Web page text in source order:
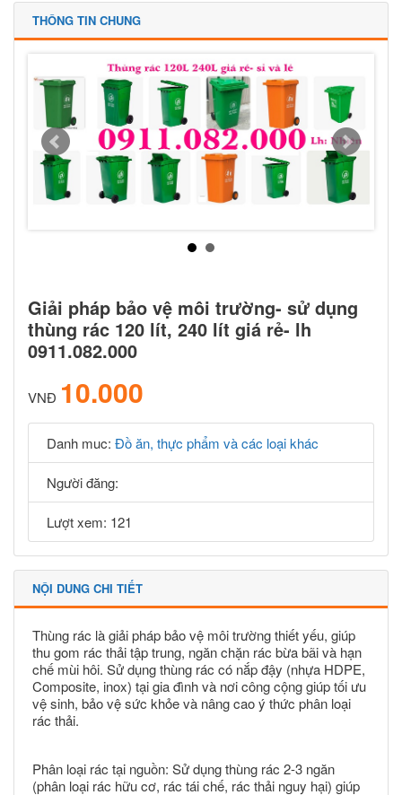
THÔNG TIN CHUNG
Giải pháp bảo vệ môi trường- sử dụng
thùng rác 120 lít, 240 lít giá rẻ- lh
0911.082.000
VNĐ 10.000
Danh muc: Đồ ăn, thực phẩm và các loại khác
Người đăng:
Lượt xem: 121
NỘI DUNG CHI TIẾT
Thùng rác là giải pháp bảo vệ môi trường thiết yếu, giúp
thu gom rác thải tập trung, ngăn chặn rác bừa bãi và hạn
chế mùi hôi. Sử dụng thùng rác có nắp đậy (nhựa HDPE,
Composite, inox) tại gia đình và nơi công cộng giúp tối ưu
vệ sinh, bảo vệ sức khỏe và nâng cao ý thức phân loại
rác thải.
Phân loại rác tại nguồn: Sử dụng thùng rác 2-3 ngăn
(phân loại rác hữu cơ, rác tái chế, rác thải nguy hại) giúp